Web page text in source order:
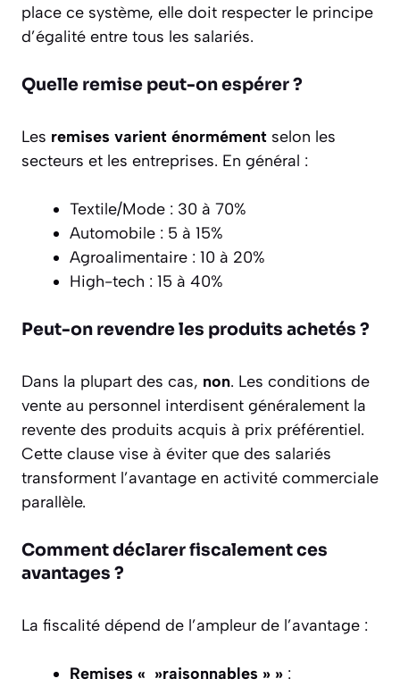
place ce système, elle doit respecter le principe
d’égalité entre tous les salariés.
Quelle remise peut-on espérer ?
Les remises varient énormément selon les
secteurs et les entreprises. En général :
Textile/Mode : 30 à 70%
Automobile : 5 à 15%
Agroalimentaire : 10 à 20%
High-tech : 15 à 40%
Peut-on revendre les produits achetés ?
Dans la plupart des cas, non. Les conditions de
vente au personnel interdisent généralement la
revente des produits acquis à prix préférentiel.
Cette clause vise à éviter que des salariés
transforment l’avantage en activité commerciale
parallèle.
Comment déclarer fiscalement ces
avantages ?
La fiscalité dépend de l’ampleur de l’avantage :
Remises « »raisonnables » » :